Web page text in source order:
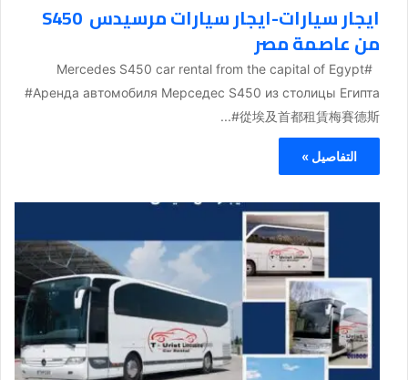
ايجار سيارات-ايجار سيارات مرسيدس S450
من عاصمة مصر
#Mercedes S450 car rental from the capital of Egypt
#Аренда автомобиля Мерседес S450 из столицы Египта
#從埃及首都租賃梅賽德斯...
التفاصيل »